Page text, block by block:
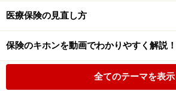
医療保険の見直し方
保険のキホンを動画でわかりやすく解説！
全てのテーマを表示